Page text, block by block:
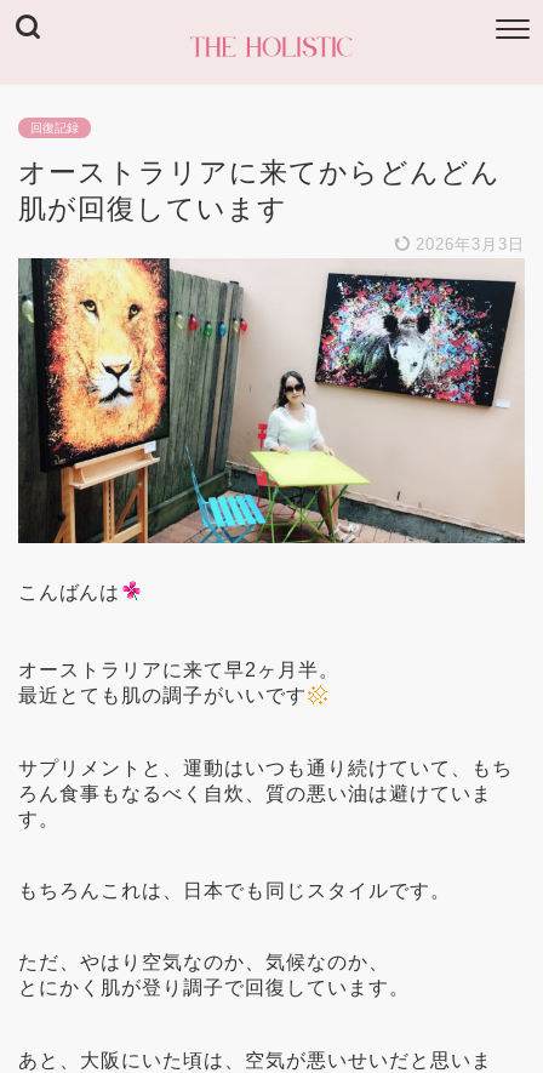
回復記録
オーストラリアに来てからどんどん
肌が回復しています
2026年3月3日
こんばんは
オーストラリアに来て早2ヶ月半。
最近とても肌の調子がいいです
サプリメントと、運動はいつも通り続けていて、もち
ろん食事もなるべく自炊、質の悪い油は避けていま
す。
もちろんこれは、日本でも同じスタイルです。
ただ、やはり空気なのか、気候なのか、
とにかく肌が登り調子で回復しています。
あと、大阪にいた頃は、空気が悪いせいだと思いま